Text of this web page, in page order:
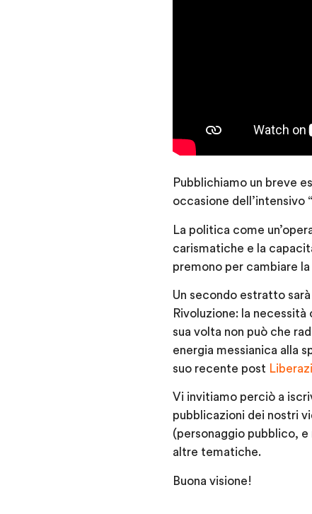
Pubblichiamo un breve
occasione dell’intensivo
La politica come
carismatiche e la
premono per cambiare
Un secondo estratto
Rivoluzione: la
sua volta non può che
energia messianica alla
suo recente post
Vi invitiamo perciò a
pubblicazioni dei nostri
(personaggio pubblico,
altre tematiche.
Buona visione!